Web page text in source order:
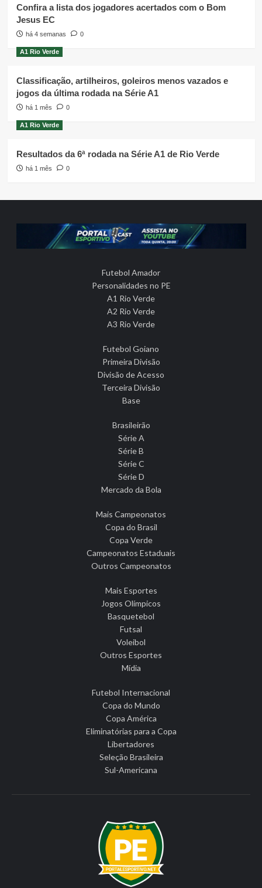
Confira a lista dos jogadores acertados com o Bom
Jesus EC
há 4 semanas 0
A1 Rio Verde
Classificação, artilheiros, goleiros menos vazados e
jogos da última rodada na Série A1
há 1 mês 0
A1 Rio Verde
Resultados da 6ª rodada na Série A1 de Rio Verde
há 1 mês 0
Futebol Amador
Personalidades no PE
A1 Rio Verde
A2 Rio Verde
A3 Rio Verde
Futebol Goiano
Primeira Divisão
Divisão de Acesso
Terceira Divisão
Base
Brasileirão
Série A
Série B
Série C
Série D
Mercado da Bola
Mais Campeonatos
Copa do Brasil
Copa Verde
Campeonatos Estaduais
Outros Campeonatos
Mais Esportes
Jogos Olímpicos
Basquetebol
Futsal
Voleibol
Outros Esportes
Mídia
Futebol Internacional
Copa do Mundo
Copa América
Eliminatórias para a Copa
Libertadores
Seleção Brasileira
Sul-Americana